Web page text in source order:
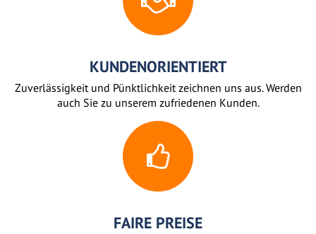
KUNDENORIENTIERT
Zuverlässigkeit und Pünktlichkeit zeichnen uns aus. Werden
auch Sie zu unserem zufriedenen Kunden.
FAIRE PREISE